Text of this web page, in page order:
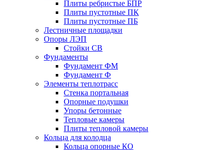
Плиты ребристые БПР
Плиты пустотные ПК
Плиты пустотные ПБ
Лестничные площадки
Опоры ЛЭП
Стойки СВ
Фундаменты
Фyндамент ФМ
Фyндамент Ф
Элементы теплотрасс
Стенка портальная
Опорные подушки
Упоры бетонные
Тепловые камеры
Плиты тепловой камеры
Кольца для колодца
Кольца опорные КО